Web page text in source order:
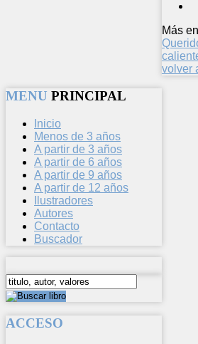
Más
volver
MENU PRINCIPAL
Inicio
Menos de 3 años
A partir de 3 años
A partir de 6 años
A partir de 9 años
A partir de 12 años
Ilustradores
Autores
Contacto
Buscador
ACCESO